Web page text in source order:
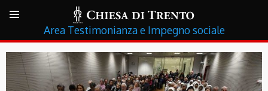
Testimonianza e Impegno sociale